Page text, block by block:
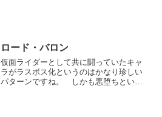
ロード・バロン
仮面ライダーとして共に闘っていたキャ
ラがラスボス化というのはかなり珍しい
パターンですね。 しかも悪堕ちといっ